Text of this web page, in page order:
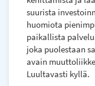
suurista
huomiota
paikallista
joka puolestaan
avain
Luultavasti kyllä.